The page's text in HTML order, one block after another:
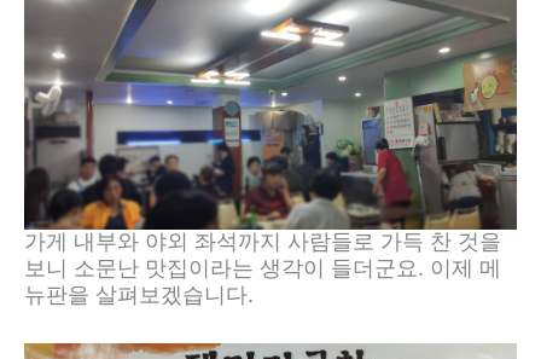
가게 내부와 야외 좌석까지 사람들로 가득 찬 것을
보니 소문난 맛집이라는 생각이 들더군요. 이제 메
뉴판을 살펴보겠습니다.